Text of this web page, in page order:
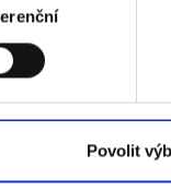
Povolit